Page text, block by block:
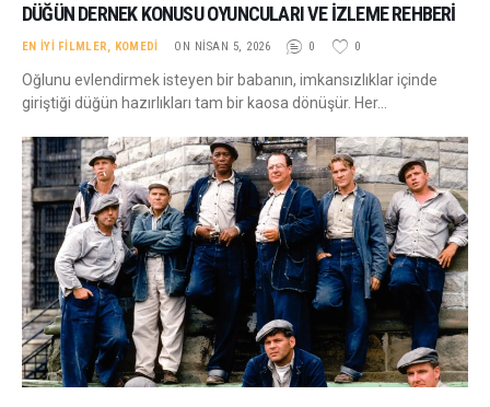
DÜĞÜN DERNEK KONUSU OYUNCULARI VE İZLEME REHBERI
EN İYI FILMLER, KOMEDI ON NISAN 5, 2026 0 0
Oğlunu evlendirmek isteyen bir babanın, imkansızlıklar içinde
giriştiği düğün hazırlıkları tam bir kaosa dönüşür. Her…